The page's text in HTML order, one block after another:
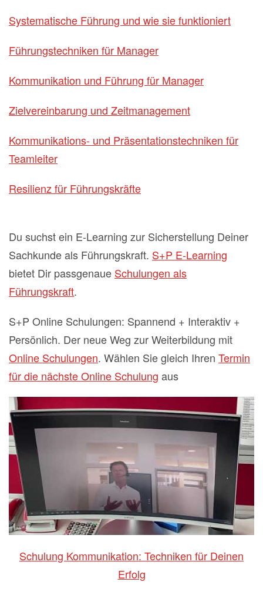
Systematische Führung und wie sie funktioniert
Führungstechniken für Manager
Kommunikation und Führung für Manager
Zielvereinbarung und Zeitmanagement
Kommunikations- und Präsentationstechniken für
Teamleiter
Resilienz für Führungskräfte
Du suchst ein E-Learning zur Sicherstellung Deiner
Sachkunde als Führungskraft. S+P E-Learning
bietet Dir passgenaue Schulungen als
Führungskraft.
S+P Online Schulungen: Spannend + Interaktiv +
Persönlich. Der neue Weg zur Weiterbildung mit
Online Schulungen. Wählen Sie gleich Ihren Termin
für die nächste Online Schulung aus
Schulung Kommunikation: Techniken für Deinen
Erfolg